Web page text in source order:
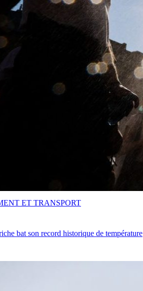
bat son record historique de température
ET TRANSPORT